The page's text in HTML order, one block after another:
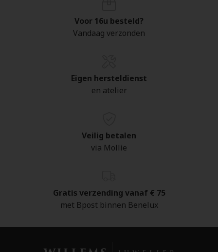
Voor 16u besteld?
Vandaag verzonden
Eigen hersteldienst
en atelier
Veilig betalen
via Mollie
Gratis verzending vanaf € 75
met Bpost binnen Benelux